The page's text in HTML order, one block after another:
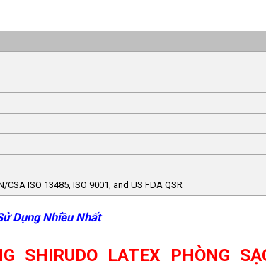
CSA ISO 13485, ISO 9001, and US FDA QSR
Dụng Nhiều Nhất
SHIRUDO LATEX PHÒNG